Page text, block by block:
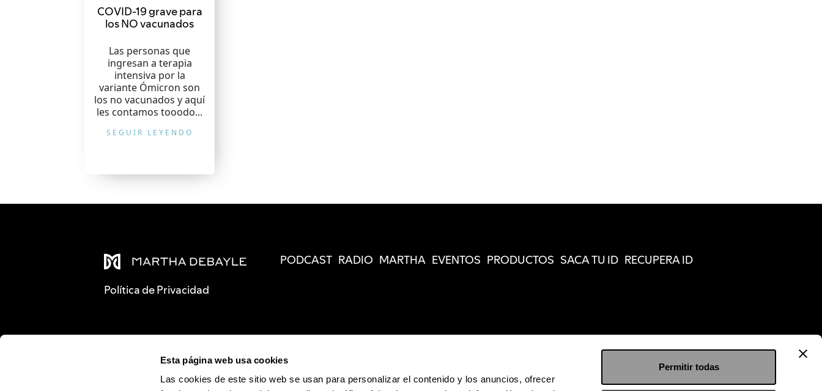
Esta página web usa cookies
Las cookies de este sitio web se usan para personalizar el contenido y los anuncios, ofrecer
Permitir todas
COVID-19 grave para
los NO vacunados
Las personas que
ingresan a terapia
intensiva por la
variante Ómicron son
los no vacunados y aquí
les contamos tooodo...
SEGUIR LEYENDO
Política de Privacidad
PODCAST RADIO MARTHA EVENTOS PRODUCTOS SACA TU ID RECUPERA ID